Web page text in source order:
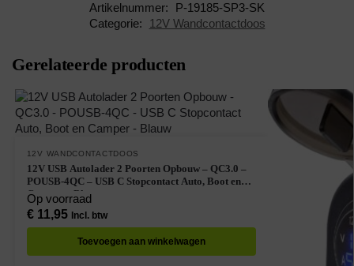
Artikelnummer:
P-19185-SP3-SK
Categorie:
12V Wandcontactdoos
Gerelateerde producten
12V WANDCONTACTDOOS
12V USB Autolader 2 Poorten Opbouw – QC3.0 –
POUSB-4QC – USB C Stopcontact Auto, Boot en
Camper – Blauw
Op voorraad
€11,95 Incl. btw
Toevoegen aan winkelwagen